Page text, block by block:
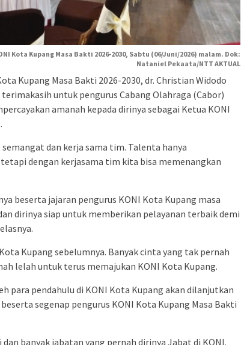
Kota Kupang Masa Bakti 2026-2030, Sabtu (06/Juni/2026) malam. Dok:
Nataniel Pekaata/NTT AKTUAL
Kupang Masa Bakti 2026-2030, dr. Christian Widodo
untuk pengurus Cabang Olahraga (Cabor)
amanah kepada dirinya sebagai Ketua KONI
dan kerja sama tim. Talenta hanya
dengan kerjasama tim kita bisa memenangkan
beserta jajaran pengurus KONI Kota Kupang masa
dirinya siap untuk memberikan pelayanan terbaik demi
Kupang sebelumnya. Banyak cinta yang tak pernah
lelah untuk terus memajukan KONI Kota Kupang.
para pendahulu di KONI Kota Kupang akan dilanjutkan
segenap pengurus KONI Kota Kupang Masa Bakti
banyak jabatan yang pernah dirinya Jabat di KONI.